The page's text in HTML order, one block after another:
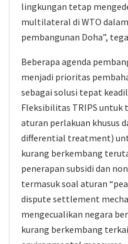
lingkungan tetap
multilateral di WTO
pembangunan Doha”,
Beberapa agenda
menjadi prioritas
sebagai solusi tepat
Fleksibilitas TRIPS untuk
aturan perlakuan khusus
differential treatment)
kurang berkembang
penerapan subsidi dan
termasuk soal aturan
dispute settlement
mengecualikan negara
kurang berkembang